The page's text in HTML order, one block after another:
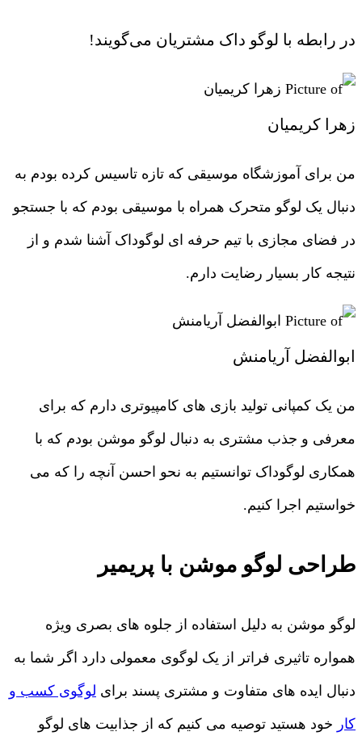
در رابطه با لوگو داک مشتریان می‌گویند!
زهرا کریمیان
من برای آموزشگاه موسیقی که تازه تاسیس کرده بودم به
دنبال یک لوگو متحرک همراه با موسیقی بودم که با جستجو
در فضای مجازی با تیم حرفه ای لوگوداک آشنا شدم و از
نتیجه کار بسیار رضایت دارم.
ابوالفضل آریامنش
من یک کمپانی تولید بازی های کامپیوتری دارم که برای
معرفی و جذب مشتری به دنبال لوگو موشن بودم که با
همکاری لوگوداک توانستیم به نحو احسن آنچه را که می
خواستیم اجرا کنیم.
طراحی لوگو موشن با پریمیر
لوگو موشن به دلیل استفاده از جلوه های بصری ویژه
همواره تاثیری فراتر از یک لوگوی معمولی دارد اگر شما به
دنبال ایده های متفاوت و مشتری پسند برای لوگوی کسب و
کار خود هستید توصیه می کنیم که از جذابیت های لوگو